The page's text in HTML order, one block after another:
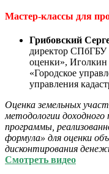
Мастер-классы для
Грибовский
директор СПбГБУ
оценки»,
«Городское
управления
Оценка земельных
методологии
программы,
формула» для оценки
дисконтирования
Смотреть видео